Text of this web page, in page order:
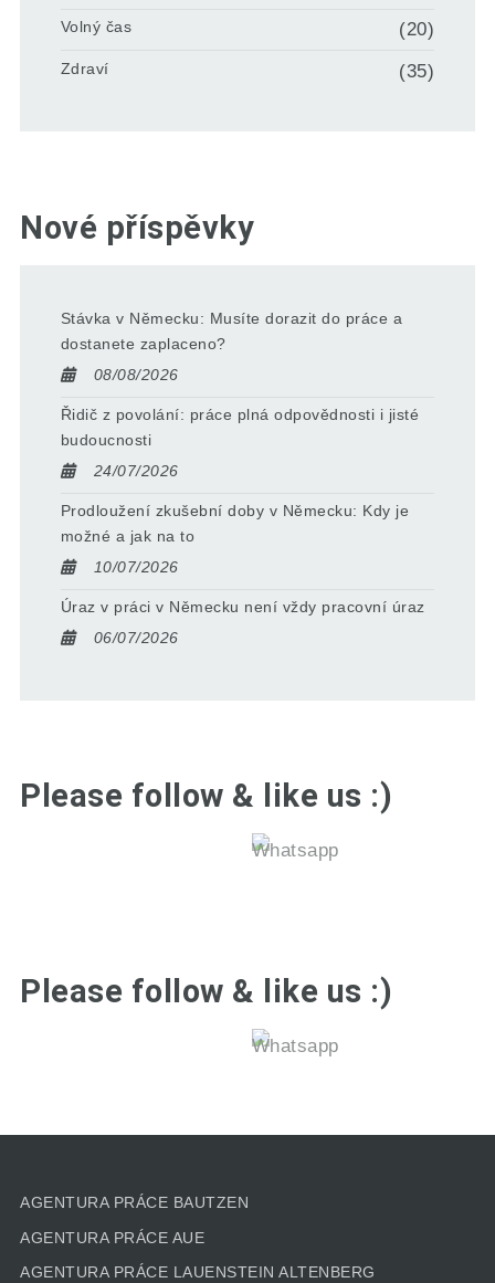
Volný čas (20)
Zdraví (35)
Nové příspěvky
Stávka v Německu: Musíte dorazit do práce a
dostanete zaplaceno?
08/08/2026
Řidič z povolání: práce plná odpovědnosti i jisté
budoucnosti
24/07/2026
Prodloužení zkušební doby v Německu: Kdy je
možné a jak na to
10/07/2026
Úraz v práci v Německu není vždy pracovní úraz
06/07/2026
Please follow & like us :)
Please follow & like us :)
AGENTURA PRÁCE BAUTZEN
AGENTURA PRÁCE AUE
AGENTURA PRÁCE LAUENSTEIN ALTENBERG